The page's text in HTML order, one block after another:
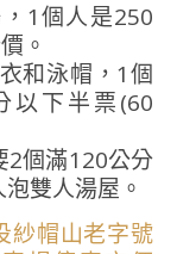
1個人是250
。
和泳帽，1個
以下半票(60
2個滿120公分
雙人湯屋。